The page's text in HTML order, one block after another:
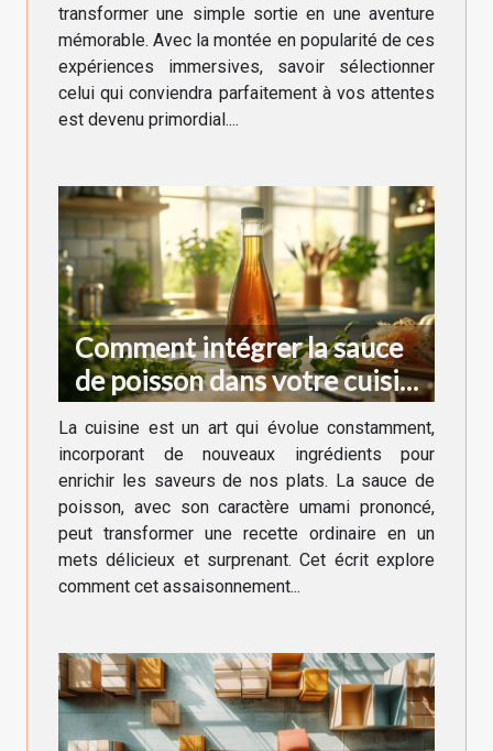
transformer une simple sortie en une aventure
mémorable. Avec la montée en popularité de ces
expériences immersives, savoir sélectionner
celui qui conviendra parfaitement à vos attentes
est devenu primordial....
Comment intégrer la sauce
de poisson dans votre cuisine
quotidienne
La cuisine est un art qui évolue constamment,
incorporant de nouveaux ingrédients pour
enrichir les saveurs de nos plats. La sauce de
poisson, avec son caractère umami prononcé,
peut transformer une recette ordinaire en un
mets délicieux et surprenant. Cet écrit explore
comment cet assaisonnement...